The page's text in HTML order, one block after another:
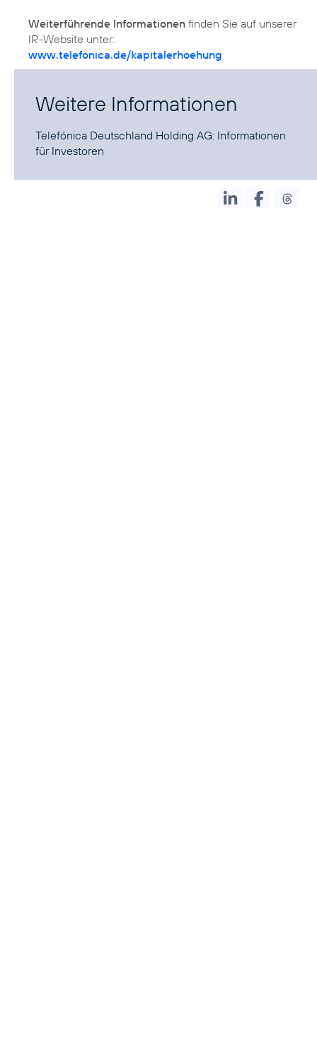
Weiterführende Informationen finden Sie auf unserer
IR-Website unter:
www.telefonica.de/kapitalerhoehung
Weitere Informationen
Telefónica Deutschland Holding AG: Informationen
für Investoren